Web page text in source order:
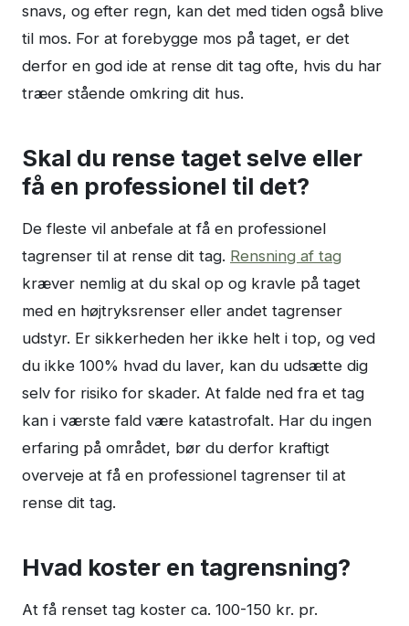
snavs, og efter regn, kan det med tiden også blive
til mos. For at forebygge mos på taget, er det
derfor en god ide at rense dit tag ofte, hvis du har
træer stående omkring dit hus.
Skal du rense taget selve eller
få en professionel til det?
De fleste vil anbefale at få en professionel
tagrenser til at rense dit tag. Rensning af tag
kræver nemlig at du skal op og kravle på taget
med en højtryksrenser eller andet tagrenser
udstyr. Er sikkerheden her ikke helt i top, og ved
du ikke 100% hvad du laver, kan du udsætte dig
selv for risiko for skader. At falde ned fra et tag
kan i værste fald være katastrofalt. Har du ingen
erfaring på området, bør du derfor kraftigt
overveje at få en professionel tagrenser til at
rense dit tag.
Hvad koster en tagrensning?
At få renset tag koster ca. 100-150 kr. pr.